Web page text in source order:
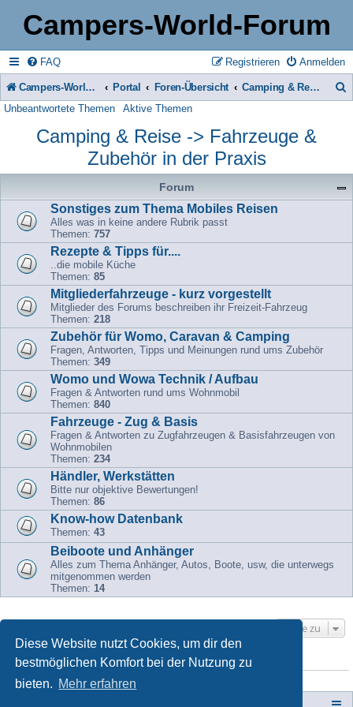
Diese Website nutzt Cookies, um dir den
bestmöglichen Komfort bei der Nutzung zu
bieten. Mehr erfahren
Campers-World-Forum
FAQ Anmelden
Registrieren
Campers-World-Forum Portal Foren-Übersicht Camping & Reise -> Fahrzeuge & Zubehör in der Praxis
Unbeantwortete Themen Aktive Themen
Camping & Reise -> Fahrzeuge &
Zubehör in der Praxis
Forum
Sonstiges zum Thema Mobiles Reisen
Alles was in keine andere Rubrik passt
Themen: 757
Rezepte & Tipps für....
..die mobile Küche
Themen: 85
Mitgliederfahrzeuge - kurz vorgestellt
Mitglieder des Forums beschreiben ihr Freizeit-Fahrzeug
Themen: 218
Zubehör für Womo, Caravan & Camping
Fragen, Antworten, Tipps und Meinungen rund ums Zubehör
Themen: 349
Womo und Wowa Technik / Aufbau
Fragen & Antworten rund ums Wohnmobil
Themen: 840
Fahrzeuge - Zug & Basis
Fragen & Antworten zu Zugfahrzeugen & Basisfahrzeugen von
Wohnmobilen
Themen: 234
Händler, Werkstätten
Bitte nur objektive Bewertungen!
Themen: 86
Know-how Datenbank
Themen: 43
Beiboote und Anhänger
Alles zum Thema Anhänger, Autos, Boote, usw, die unterwegs
mitgenommen werden
Themen: 14
Gehe zu
WER IST ONLINE?
Mitglieder in diesem Forum: 0 Mitglieder und 1 Gast